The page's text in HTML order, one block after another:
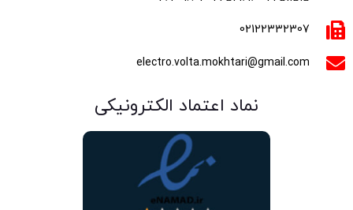
02122332307
electro.volta.mokhtari@gmail.com
نماد اعتماد الکترونیکی